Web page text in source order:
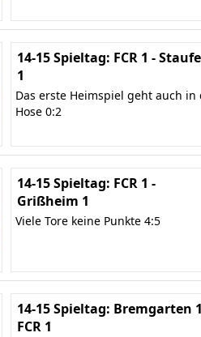
14-15 Spieltag: FCR 1 -
1
Das erste Heimspiel geht auch in
Hose 0:2
14-15 Spieltag: FCR 1 -
Grißheim 1
Viele Tore keine Punkte 4:5
14-15 Spieltag: Bremgarten
FCR 1